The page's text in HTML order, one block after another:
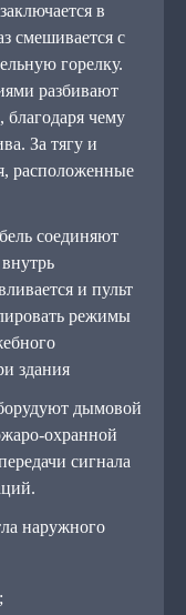
в
смешивается с
горелку.
разбивают
благодаря чему
За тягу и
расположенные
соединяют
и пульт
режимы
здания
дымовой
охранной
сигнала
наружного